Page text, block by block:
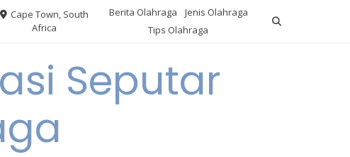
Cape Town, South
Africa
Berita Olahraga
Jenis Olahraga
Tips Olahraga
Seputar